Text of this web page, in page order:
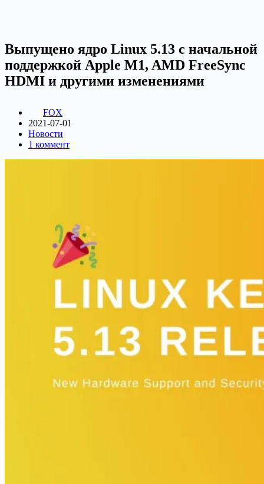
Выпущено ядро ​​Linux 5.13 с начальной
поддержкой Apple M1, AMD FreeSync
HDMI и другими изменениями
FOX
2021-07-01
Новости
1 коммент